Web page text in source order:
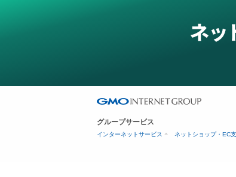
グループサービス
インターネットサービス ネットショップ・EC